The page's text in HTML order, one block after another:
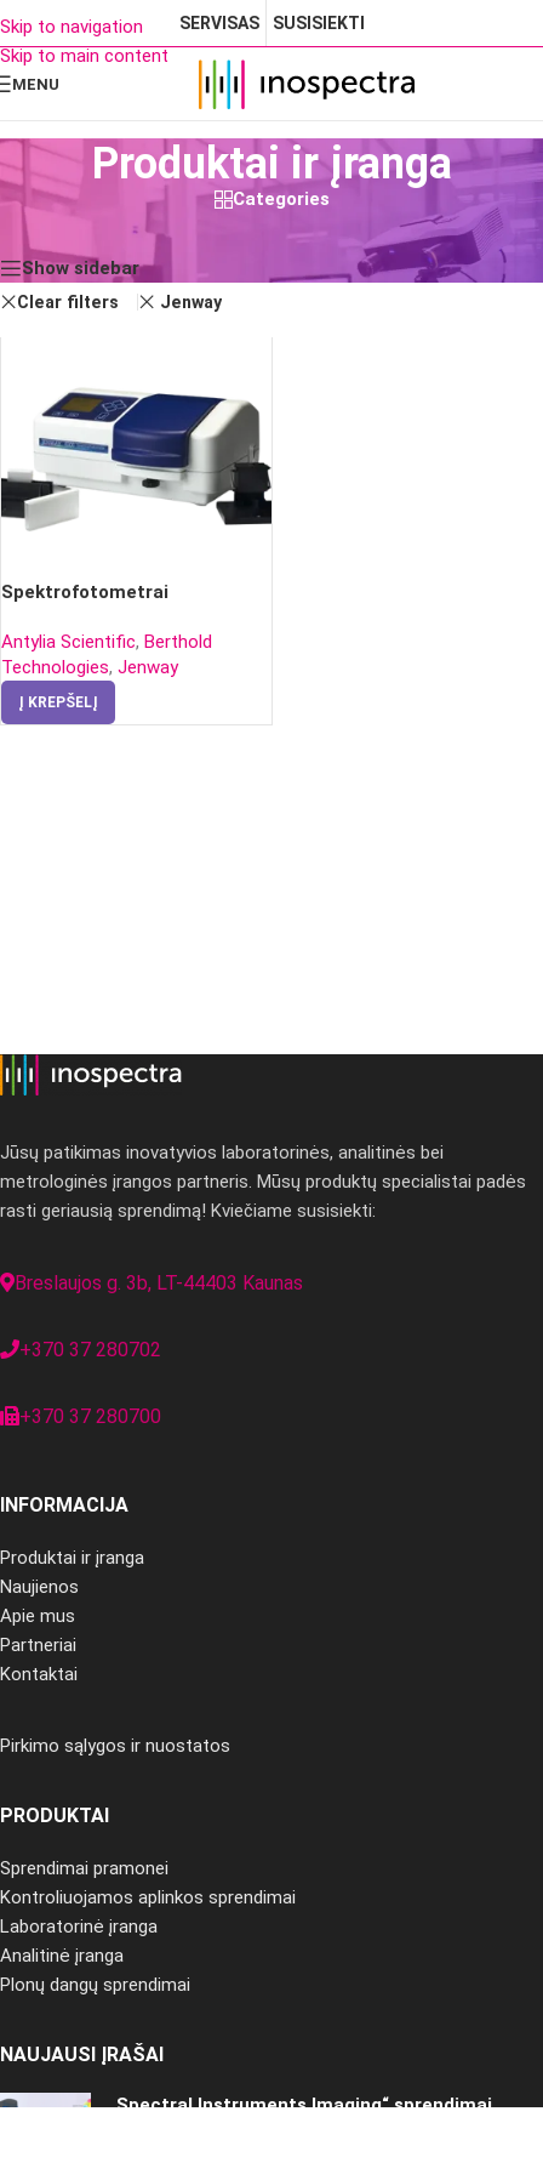
Skip to navigation
Skip to main content
SERVISAS SUSISIEKTI
MENU
Produktai ir įranga
Categories
Rezultatų: 1
Show sidebar
Clear filters Jenway
Spektrofotometrai
Antylia Scientific, Berthold
Technologies, Jenway
Į KREPŠELĮ
Jūsų patikimas inovatyvios laboratorinės, analitinės bei
metrologinės įrangos partneris. Mūsų produktų specialistai padės
rasti geriausią sprendimą! Kviečiame susisiekti:
Breslaujos g. 3b, LT-44403 Kaunas
+370 37 280702
+370 37 280700
INFORMACIJA
Produktai ir įranga
Naujienos
Apie mus
Partneriai
Kontaktai
Pirkimo sąlygos ir nuostatos
PRODUKTAI
Sprendimai pramonei
Kontroliuojamos aplinkos sprendimai
Laboratorinė įranga
Analitinė įranga
Plonų dangų sprendimai
NAUJAUSI ĮRAŠAI
„Spectral Instruments Imaging“ sprendimai